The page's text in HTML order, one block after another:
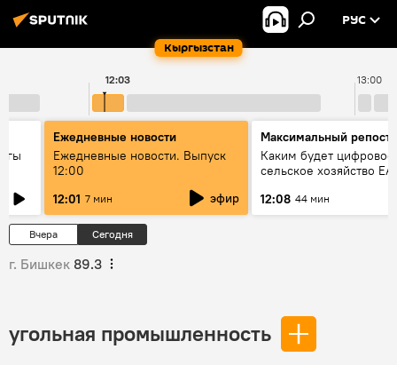
Кыргызстан
РУС
13:00
12:03
Ежедневные новости
Ежедневные новости. Выпуск
12:00
12:01 7 мин эфир
Максимальный репост
Каким будет цифровое
сельское хозяйство
12:08 44 мин
Вчера Сегодня
г. Бишкек 89.3
угольная промышленность